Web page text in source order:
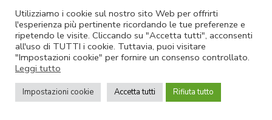
Privacy Newsletter
Società trasparente
Whistleblowing
© Lazio Innova S.p.A. società soggetta a direzione e
coordinamento della Regione Lazio
Sede legale Via Marco Aurelio 26 A - 00184 Roma
Utilizziamo i cookie sul nostro sito Web per offrirti
l'esperienza più pertinente ricordando le tue preferenze e
ripetendo le visite. Cliccando su "Accetta tutti", acconsenti
all'uso di TUTTI i cookie. Tuttavia, puoi visitare
"Impostazioni cookie" per fornire un consenso controllato.
Leggi tutto
Impostazioni cookie Accetta tutti Rifiuta tutto